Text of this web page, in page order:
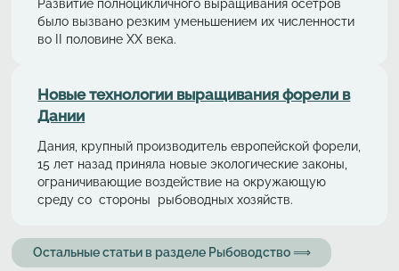
Развитие полноцикличного выращивания осетров
было вызвано резким уменьшением их численности
во II половине XX века.
Новые технологии выращивания форели в
Дании
Дания, крупный производитель европейской форели,
15 лет назад приняла новые экологические законы,
ограничивающие воздействие на окружающую
среду со стороны рыбоводных хозяйств.
Остальные статьи в разделе Рыбоводство ⟹